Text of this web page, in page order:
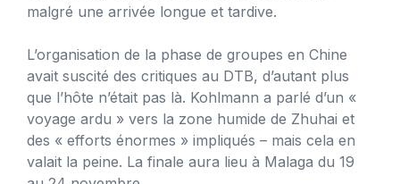
malgré une arrivée longue et tardive.
L’organisation de la phase de groupes en Chine
avait suscité des critiques au DTB, d’autant plus
que l’hôte n’était pas là. Kohlmann a parlé d’un «
voyage ardu » vers la zone humide de Zhuhai et
des « efforts énormes » impliqués – mais cela en
valait la peine. La finale aura lieu à Malaga du 19